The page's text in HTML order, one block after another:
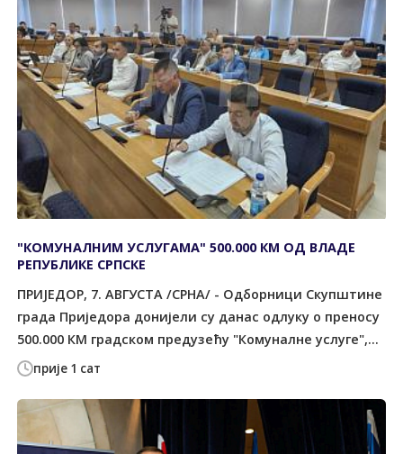
прије 1 сат
"КОМУНАЛНИМ УСЛУГАМА" 500.000 КМ ОД ВЛАДЕ
РЕПУБЛИКЕ СРПСКЕ
ПРИЈЕДОР, 7. АВГУСТА /СРНА/ - Одборници Скупштине
града Приједора донијели су данас одлуку о преносу
500.000 КМ градском предузећу "Комуналне услуге",...